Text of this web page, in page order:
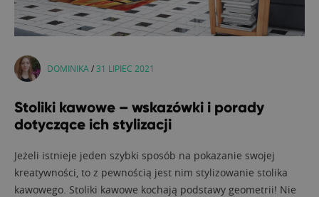
DOMINIKA /31 LIPIEC 2021
Stoliki kawowe – wskazówki i porady
dotyczące ich stylizacji
Jeżeli istnieje jeden szybki sposób na pokazanie swojej
kreatywności, to z pewnością jest nim stylizowanie stolika
kawowego. Stoliki kawowe kochają podstawy geometrii! Nie